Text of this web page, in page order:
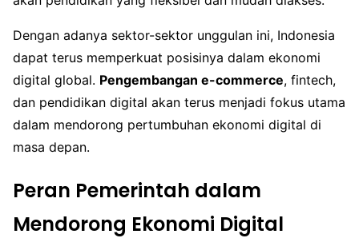
Dengan adanya sektor-sektor unggulan ini, Indonesia
dapat terus memperkuat posisinya dalam ekonomi
digital global. Pengembangan e-commerce, fintech,
dan pendidikan digital akan terus menjadi fokus utama
dalam mendorong pertumbuhan ekonomi digital di
masa depan.
Peran Pemerintah dalam
Mendorong Ekonomi Digital